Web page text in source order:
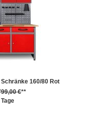
160/80 Rot
€**